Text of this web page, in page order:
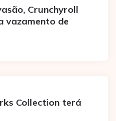
Crunchyroll
vazamento de
Collection terá